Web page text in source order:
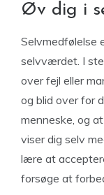
Øv dig i
Selvmedfølelse
selvværdet. I
over fejl eller
og blid over for
menneske, og
viser dig selv
lære at
forsøge at